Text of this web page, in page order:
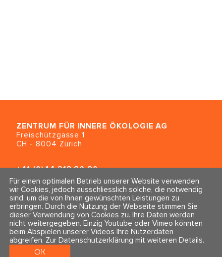
ZENTRUM FÜR INNERE ÖKOLOGIE AG
Freischützgasse 1
CH - 8004 Zürich
+41 (0)44 218 80 80
info@traumahealing.ch
info@polarity.se
Kontakt & Info
Newsletter
Impressum & Datenschutz
AGBs
Folge uns
Für einen optimalen Betrieb unserer Website verwenden
wir Cookies, jedoch ausschliesslich solche, die notwendig
sind, um die von Ihnen gewünschten Leistungen zu
erbringen. Durch die Nutzung der Webseite stimmen Sie
dieser Verwendung von Cookies zu. Ihre Daten werden
nicht weitergegeben. Einzig Youtube oder Vimeo könnten
beim Abspielen unserer Videos Ihre Nutzerdaten
abgreifen. Zur Datenschutzerklärung mit weiteren Details.
OK